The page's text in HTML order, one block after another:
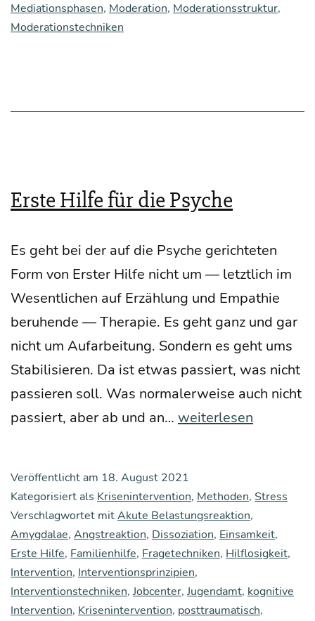
ein­
che,
aber
sa­
ons­
tur
Mediationsphasen, Moderation, Moderationsstruktur,
Moderationstechniken
Erste Hilfe für die Psyche
Es geht bei der auf die Psy­che gerich­te­ten
Form von Ers­ter Hil­fe nicht um — letzt­lich im
Wesent­li­chen auf Erzäh­lung und Empa­thie
beru­hen­de — The­ra­pie. Es geht ganz und gar
nicht um Auf­ar­bei­tung. Son­dern es geht ums
Sta­bi­li­sie­ren. Da ist etwas pas­siert, was nicht
pas­sie­ren soll. Was nor­ma­ler­wei­se auch nicht
pas­siert, aber ab und an… Ers­
fe
für
die
Psy­
che
weiterlesen
Veröffentlicht am 18. August 2021
Kategorisiert als Krisenintervention, Methoden, Stress
Verschlagwortet mitAkute Belastungsreaktion,
Amygdalae, Angstreaktion, Dissoziation, Einsamkeit,
Erste Hilfe, Familienhilfe, Fragetechniken, Hilflosigkeit,
Intervention, Interventionsprinzipien,
Interventionstechniken, Jobcenter, Jugendamt, kognitive
Intervention, Krisenintervention, posttraumatisch,